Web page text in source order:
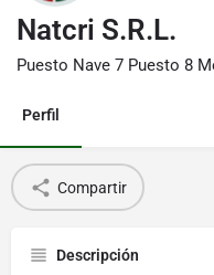
Natcri S.R.L.
Puesto Nave 7 Puesto 8
Perfil
Compartir
Descripción